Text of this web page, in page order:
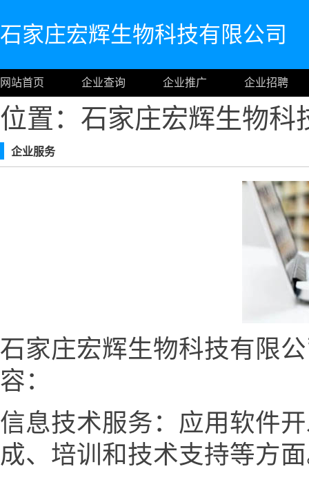
石家庄宏辉生物科技有限公司
网站首页 企业查询 企业推广 企业招聘
位置：石家庄宏辉生物
企业服务
石家庄宏辉生物科技有限
容：
信息技术服务：应用软件
成、培训和技术支持等方